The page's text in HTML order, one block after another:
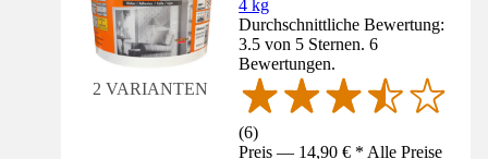
2 VARIANTEN
4 kg
Durchschnittliche Bewertung:
3.5 von 5 Sternen. 6
Bewertungen.
(6)
Preis — 14,90 € * Alle Preise